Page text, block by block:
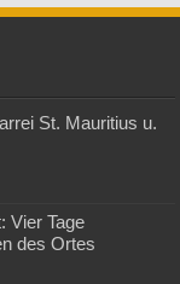
St. Mauritius u.
Vier Tage
des Ortes